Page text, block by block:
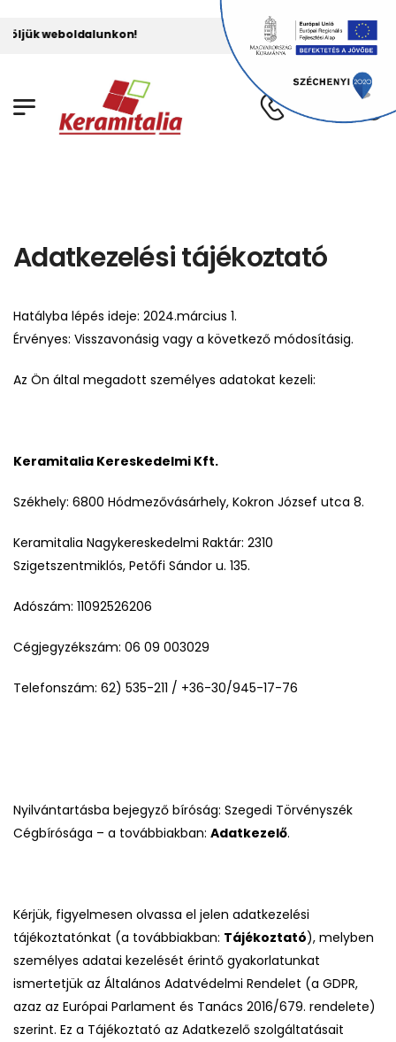
weboldalunkon!
Adatkezelési tájékoztató
Hatályba lépés ideje: 2024.március 1.
Érvényes: Visszavonásig vagy a következő módosításig.
Az Ön által megadott személyes adatokat kezeli:
Keramitalia Kereskedelmi Kft.
Székhely: 6800 Hódmezővásárhely, Kokron József utca 8.
Keramitalia Nagykereskedelmi Raktár: 2310
Szigetszentmiklós, Petőfi Sándor u. 135.
Adószám: 11092526206
Cégjegyzékszám: 06 09 003029
Telefonszám: 62) 535-211 / +36-30/945-17-76
Nyilvántartásba bejegyző bíróság: Szegedi Törvényszék
Cégbírósága – a továbbiakban: Adatkezelő.
Kérjük, figyelmesen olvassa el jelen adatkezelési
tájékoztatónkat (a továbbiakban: Tájékoztató), melyben
személyes adatai kezelését érintő gyakorlatunkat
ismertetjük az Általános Adatvédelmi Rendelet (a GDPR,
azaz az Európai Parlament és Tanács 2016/679. rendelete)
szerint. Ez a Tájékoztató az Adatkezelő szolgáltatásait